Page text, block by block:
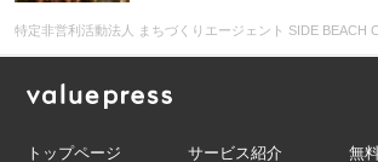
特定非営利活動法人 まちづくりエージェント SIDE BEACH
トップページ サービス紹介 無